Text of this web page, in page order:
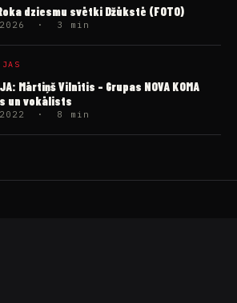
dziesmu svētki Džūkstē (FOTO)
· 3 min
Mārtiņš Vilnītis – Grupas NOVA KOMA
un vokālists
· 8 min